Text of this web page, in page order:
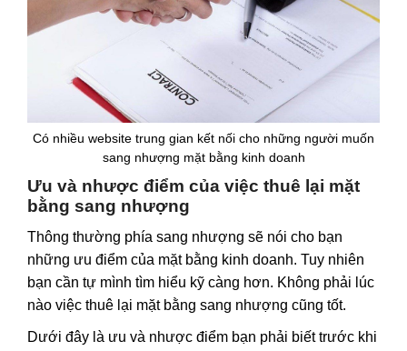
Có nhiều website trung gian kết nối cho những người muốn
sang nhượng mặt bằng kinh doanh
Ưu và nhược điểm của việc thuê lại mặt
bằng sang nhượng
Thông thường phía sang nhượng sẽ nói cho bạn
những ưu điểm của mặt bằng kinh doanh. Tuy nhiên
bạn cần tự mình tìm hiểu kỹ càng hơn. Không phải lúc
nào việc thuê lại mặt bằng sang nhượng cũng tốt.
Dưới đây là ưu và nhược điểm bạn phải biết trước khi